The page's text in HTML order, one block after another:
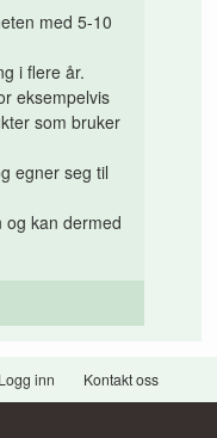
med 5-10
i flere år.
eksempelvis
som bruker
egner seg til
og kan dermed
Logg inn Kontakt oss